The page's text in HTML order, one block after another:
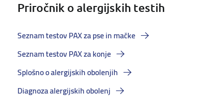
Priročnik o alergijskih testih
Seznam testov PAX za pse in mačke
Seznam testov PAX za konje
Splošno o alergijskih obolenjih
Diagnoza alergijskih obolenj